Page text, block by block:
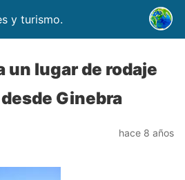
y turismo.
un lugar de rodaje
Ginebra
hace 8 años